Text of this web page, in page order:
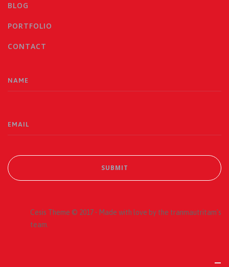
BLOG
PORTFOLIO
CONTACT
Cesis Theme © 2017 • Made with love by the tranmautritam's
team.